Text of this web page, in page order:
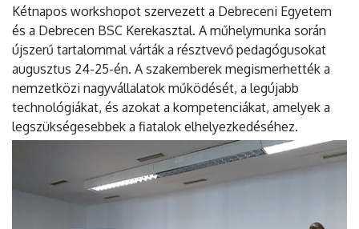
Kétnapos workshopot szervezett a Debreceni Egyetem
és a Debrecen BSC Kerekasztal. A műhelymunka során
újszerű tartalommal várták a résztvevő pedagógusokat
augusztus 24-25-én. A szakemberek megismerhették a
nemzetközi nagyvállalatok működését, a legújabb
technológiákat, és azokat a kompetenciákat, amelyek a
legszükségesebbek a fiatalok elhelyezkedéséhez.